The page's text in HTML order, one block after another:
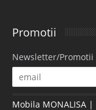
Promotii
Newsletter/Promotii
Mobila MONALISA |